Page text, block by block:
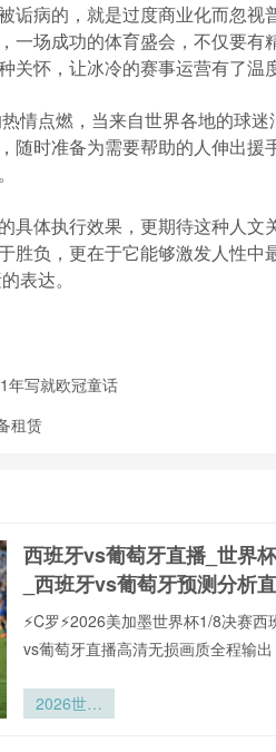
诟病的，就是过度商业化而忽
一场成功的体育盛会，不仅要有
怀，让冰冷的赛事运营有了温
情点燃，当来自世界各地的球
随时准备为需要帮助的人伸出
体执行效果，更期待这种人文
胜负，更在于它能够激发人性
表达。
年写就欧冠童话
租赁
西班牙vs葡萄牙直播_世界
_西班牙vs葡萄牙预测分析
⚡️C罗⚡️2026美加墨世界杯1/8决赛
vs葡萄牙直播高清无损画质全程输
2026世界